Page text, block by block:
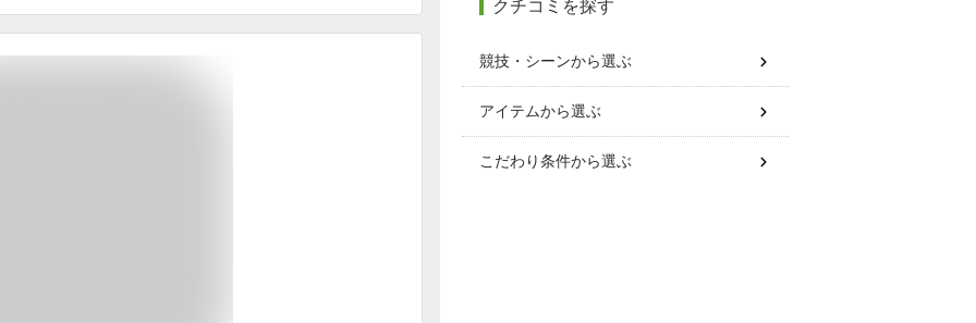
クチコミを探す
競技・シーンから選ぶ
アイテムから選ぶ
こだわり条件から選ぶ